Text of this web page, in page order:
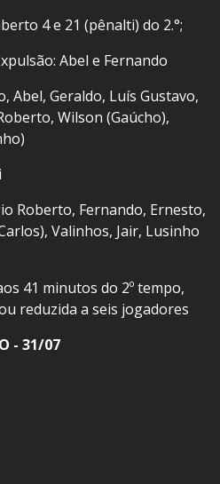
4 e 21 (pênalti) do 2.°;
Abel e Fernando
Abel, Geraldo, Luís Gustavo,
Wilson (Gaúcho),
Roberto, Fernando, Ernesto,
Valinhos, Jair, Lusinho
41 minutos do 2º tempo,
reduzida a seis jogadores
- 31/07